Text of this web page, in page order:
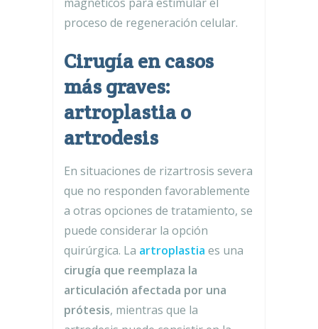
proceso de regeneración celular.
Cirugía en casos
más graves:
artroplastia o
artrodesis
En situaciones de rizartrosis severa
que no responden favorablemente
a otras opciones de tratamiento, se
puede considerar la opción
quirúrgica. La artroplastia es una
cirugía que reemplaza la
articulación afectada por una
prótesis, mientras que la